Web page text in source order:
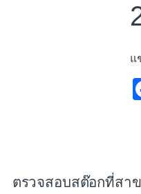
แ
ตรวจสอบสต๊อกที่สา